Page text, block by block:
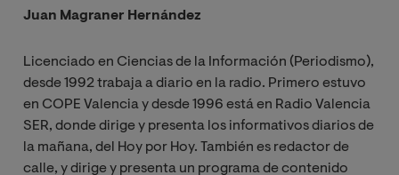
Juan Magraner Hernández
Licenciado en Ciencias de la Información (Periodismo),
desde 1992 trabaja a diario en la radio. Primero estuvo
en COPE Valencia y desde 1996 está en Radio Valencia
SER, donde dirige y presenta los informativos diarios de
la mañana, del Hoy por Hoy. También es redactor de
calle, y dirige y presenta un programa de contenido